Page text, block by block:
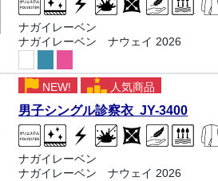
ナガイレーベン
ナガイレーベン ナウェイ 2026
NEW! 人気商品
男子シングル診察衣 JY-3400
ナガイレーベン
ナガイレーベン ナウェイ 2026